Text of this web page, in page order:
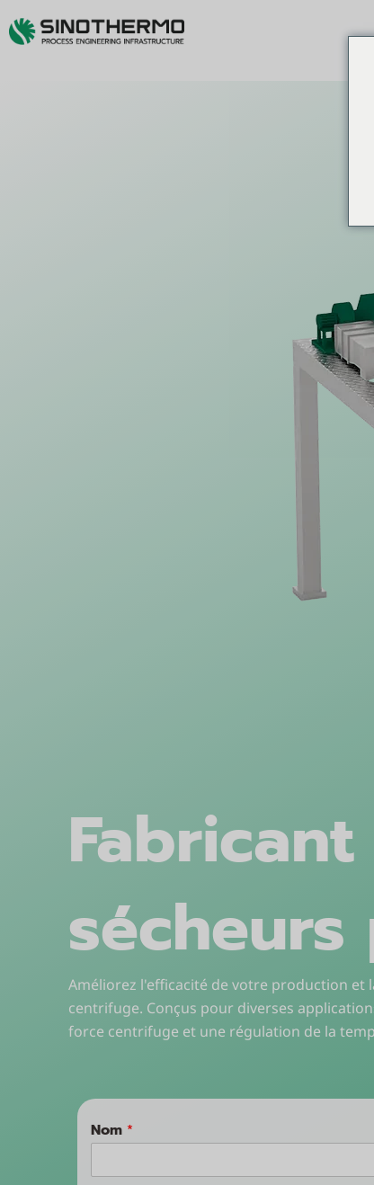
Améliorez l'efficacité de votre production et
centrifuge. Conçus pour diverses
force centrifuge et une régulation de la
Nom *